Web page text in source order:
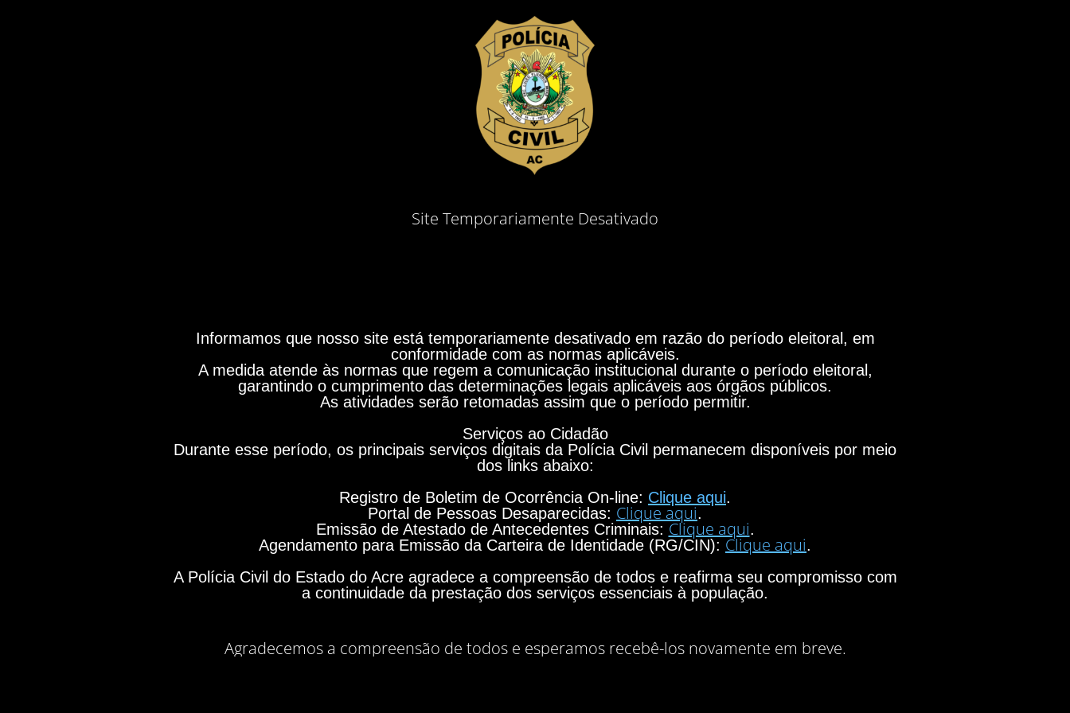
Site Temporariamente Desativado
Informamos que nosso site está temporariamente desativado em razão do período eleitoral, em
conformidade com as normas aplicáveis.
A medida atende às normas que regem a comunicação institucional durante o período eleitoral,
garantindo o cumprimento das determinações legais aplicáveis aos órgãos públicos.
As atividades serão retomadas assim que o período permitir.
Serviços ao Cidadão
Durante esse período, os principais serviços digitais da Polícia Civil permanecem disponíveis por meio
dos links abaixo:
Registro de Boletim de Ocorrência On-line: Clique aqui.
Portal de Pessoas Desaparecidas: Clique aqui.
Emissão de Atestado de Antecedentes Criminais: Clique aqui.
Agendamento para Emissão da Carteira de Identidade (RG/CIN): Clique aqui.
A Polícia Civil do Estado do Acre agradece a compreensão de todos e reafirma seu compromisso com
a continuidade da prestação dos serviços essenciais à população.
Agradecemos a compreensão de todos e esperamos recebê-los novamente em breve.